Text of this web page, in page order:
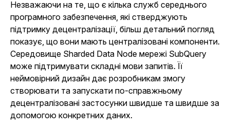
Незважаючи на те, що є кілька служб середнього
програмного забезпечення, які стверджують
підтримку децентралізації, більш детальний погляд
показує, що вони мають централізовані компоненти.
Середовище Sharded Data Node мережі SubQuery
може підтримувати складні мови запитів. Її
неймовірний дизайн дає розробникам змогу
створювати та запускати по-справжньому
децентралізовані застосунки швидше та швидше за
допомогою конкретних даних.